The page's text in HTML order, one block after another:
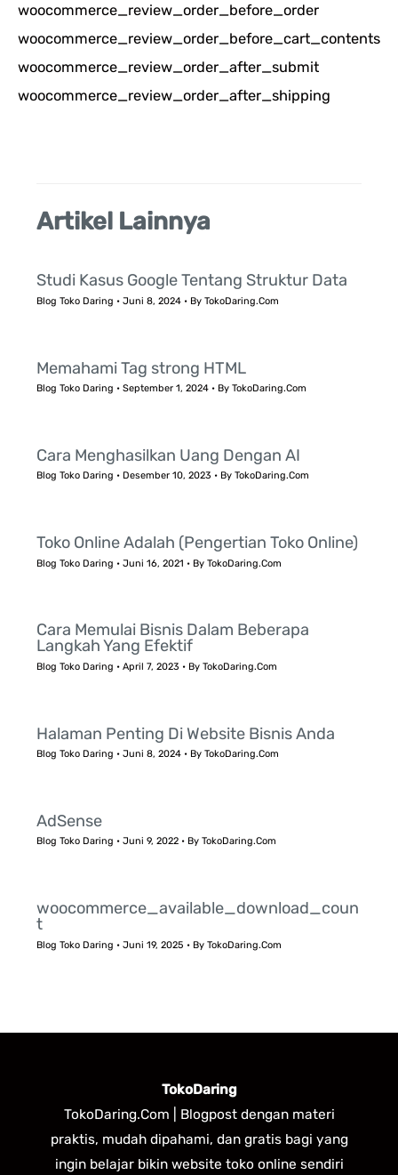
u
n
t
u
woocommerce_review_order_before_order
woocommerce_review_order_before_cart_contents
woocommerce_review_order_after_submit
woocommerce_review_order_after_shipping
Artikel Lainnya
Studi Kasus Google Tentang Struktur Data
Blog Toko Daring •Juni 8, 2024 • ByTokoDaring.Com
Memahami Tag strong HTML
Blog Toko Daring •September 1, 2024 • ByTokoDaring.Com
Cara Menghasilkan Uang Dengan AI
Blog Toko Daring • Desember 10, 2023 • ByTokoDaring.Com
Toko Online Adalah (Pengertian Toko Online)
Blog Toko Daring •Juni 16, 2021 • ByTokoDaring.Com
Cara Memulai Bisnis Dalam Beberapa
Langkah Yang Efektif
Blog Toko Daring •April 7, 2023 • ByTokoDaring.Com
Halaman Penting Di Website Bisnis Anda
Blog Toko Daring •Juni 8, 2024 • ByTokoDaring.Com
AdSense
Blog Toko Daring •Juni 9, 2022 • ByTokoDaring.Com
woocommerce_available_download_coun
t
Blog Toko Daring •Juni 19, 2025 • ByTokoDaring.Com
TokoDaring
TokoDaring.Com | Blogpost dengan materi
praktis, mudah dipahami, dan gratis bagi yang
ingin belajar bikin website toko online sendiri